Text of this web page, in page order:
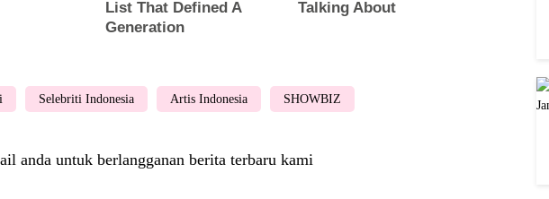
Selebriti Indonesia Artis Indonesia SHOWBIZ
anda untuk berlangganan berita terbaru kami